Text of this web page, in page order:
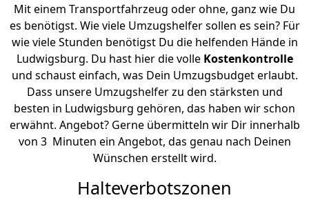
Mit einem Transportfahrzeug oder ohne, ganz wie Du
es benötigst. Wie viele Umzugshelfer sollen es sein? Für
wie viele Stunden benötigst Du die helfenden Hände in
Ludwigsburg. Du hast hier die volle Kostenkontrolle
und schaust einfach, was Dein Umzugsbudget erlaubt.
Dass unsere Umzugshelfer zu den stärksten und
besten in Ludwigsburg gehören, das haben wir schon
erwähnt. Angebot? Gerne übermitteln wir Dir innerhalb
von 3 Minuten ein Angebot, das genau nach Deinen
Wünschen erstellt wird.
Halteverbotszonen